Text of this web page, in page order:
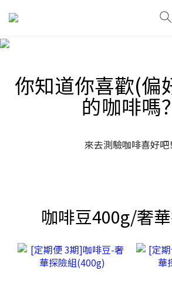
你知道你喜歡(偏
的咖啡嗎？
來去測驗咖啡喜好吧！
咖啡豆400g/奢